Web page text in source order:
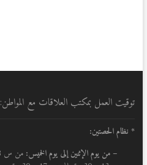
توقيت العمل بمكتب العلاقات مع المواطن:
* نظام الحصتين:
– من يوم الإثنين إلى يوم الخميس: